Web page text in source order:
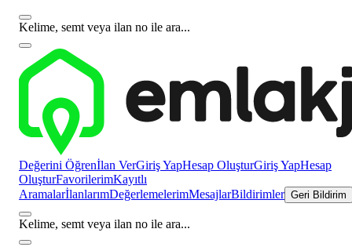
Kelime, semt veya ilan no ile ara...
Değerini Öğrenİlan VerGiriş YapHesap OluşturGiriş YapHesap
OluşturFavorilerimKayıtlı
AramalarİlanlarımDeğerlemelerimMesajlarBildirimler Geri Bildirim
Kelime, semt veya ilan no ile ara...